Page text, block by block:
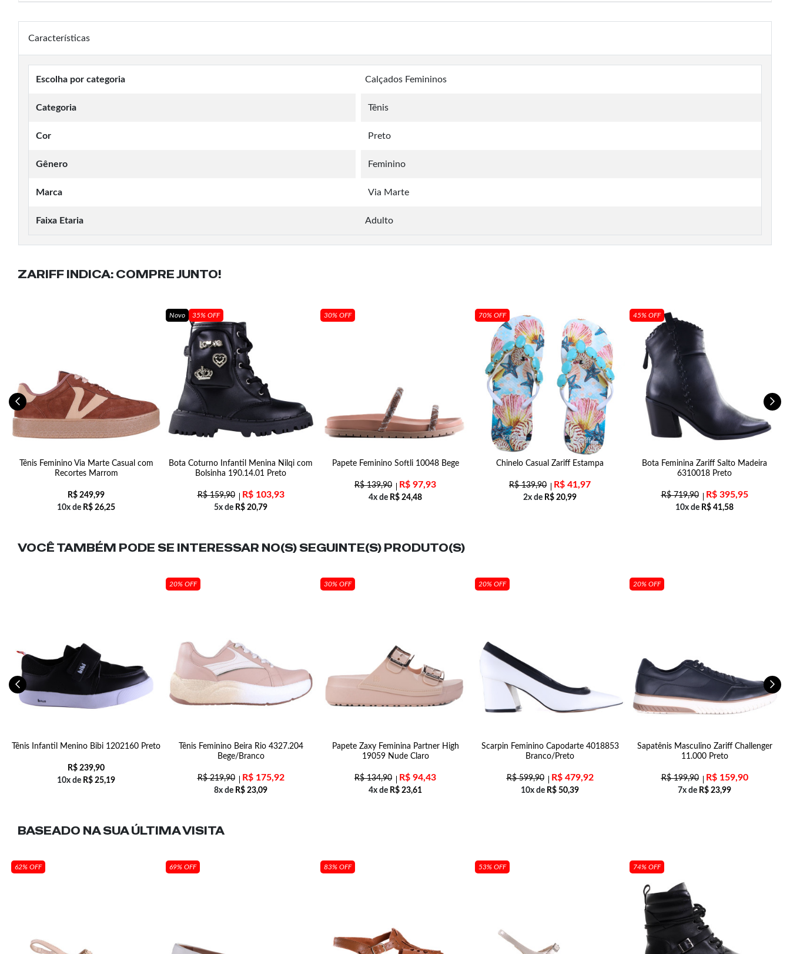
Características
Escolha por categoria Calçados Femininos
Categoria Tênis
Cor Preto
Gênero Feminino
Marca Via Marte
Faixa Etaria Adulto
ZARIFF INDICA: COMPRE JUNTO!
Tênis Feminino Via Marte Casual com
Recortes Marrom
R$ 249,99
10x de R$ 26,25
Novo 35% OFF
Bota Coturno Infantil Menina Nilqi com
Bolsinha 190.14.01 Preto
R$159,90 R$103,93
5x de R$ 20,79
30% OFF
Papete Feminino Softli 10048 Bege
R$139,90 R$ 97,93
4x de R$ 24,48
70% OFF
Chinelo Casual Zariff Estampa
R$139,90 R$ 41,97
2x de R$ 20,99
45% OFF
Bota Feminina Zariff Salto Madeira
6310018 Preto
R$719,90 R$395,95
10x de R$ 41,58
VOCÊ TAMBÉM PODE SE INTERESSAR NO(S) SEGUINTE(S) PRODUTO(S)
Tênis Infantil Menino Bibi 1202160 Preto
R$ 239,90
10x de R$ 25,19
20% OFF
Tênis Feminino Beira Rio 4327.204
Bege/Branco
R$219,90 R$175,92
8x de R$ 23,09
30% OFF
Papete Zaxy Feminina Partner High
19059 Nude Claro
R$134,90 R$ 94,43
4x de R$ 23,61
20% OFF
Scarpin Feminino Capodarte 4018853
Branco/Preto
R$599,90 R$479,92
10x de R$ 50,39
20% OFF
Sapatênis Masculino Zariff Challenger
11.000 Preto
R$199,90 R$159,90
7x de R$ 23,99
BASEADO NA SUAÚLTIMA VISITA
62% OFF 69% OFF 83% OFF 53% OFF 74% OFF